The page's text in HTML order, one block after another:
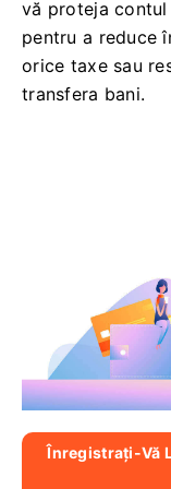
vă proteja
pentru a reduce
orice taxe sau
transfera bani.
Înregistrați-Vă